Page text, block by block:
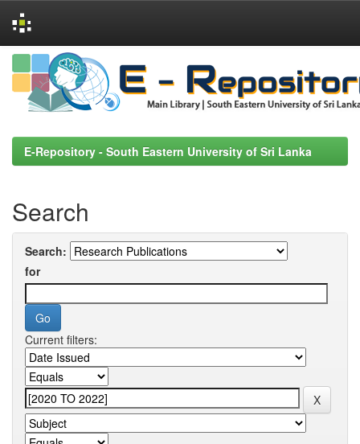
Skip
navigation
E-Repository - South Eastern University of Sri Lanka
Search
Search:
for
Current filters: